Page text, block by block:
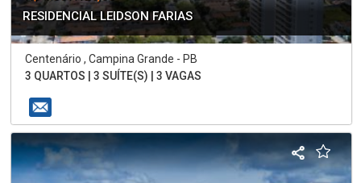
RESIDENCIAL LEIDSON FARIAS
Centenário , Campina Grande - PB
3 QUARTOS | 3 SUÍTE(S) | 3 VAGAS